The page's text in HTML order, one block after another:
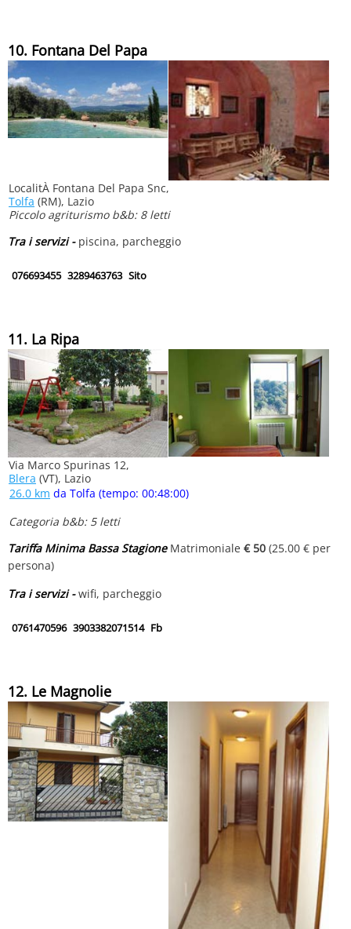
10. Fontana Del Papa
LocalitÀ Fontana Del Papa Snc,
Tolfa (RM), Lazio
Piccolo agriturismo b&b: 8 letti
Tra i servizi - piscina, parcheggio
076693455 3289463763 Sito
11. La Ripa
Via Marco Spurinas 12,
Blera (VT), Lazio
26.0 km da Tolfa (tempo: 00:48:00)
Categoria b&b: 5 letti
Tariffa Minima Bassa StagioneMatrimoniale € 50 (25.00 € per
persona)
Tra i servizi -wifi, parcheggio
0761470596 3903382071514 Fb
12. Le Magnolie